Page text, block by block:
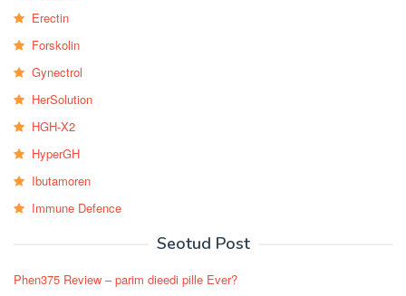
Erectin
Forskolin
Gynectrol
HerSolution
HGH-X2
HyperGH
Ibutamoren
Immune Defence
Seotud Post
Phen375 Review – parim dieedi pille Ever?